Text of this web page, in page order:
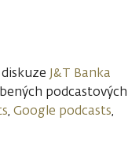
J&T Banka
podcastových
, Google podcasts,